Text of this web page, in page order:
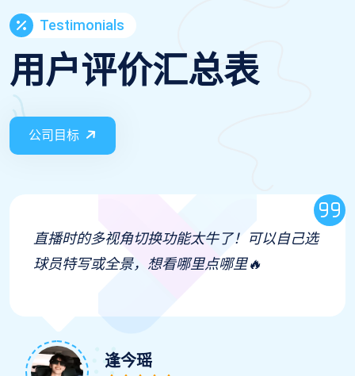
Testimonials
用户评价汇总表
公司目标
直播时的多视角切换功能太牛了！可以自己选
球员特写或全景，想看哪里点哪里🔥
逢今瑶